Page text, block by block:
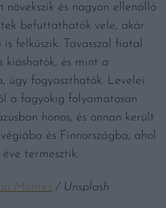
növekszik és nagyon ellenálló
befuttathatók vele, akár
felkúszik. Tavasszal fiatal
kiáshatók, és mint a
úgy fogyaszthatók. Levelei
a fagyokig folyamatosan
honos, és onnan került
és Finnországba, ahol
termesztik.
Montes / Unsplash